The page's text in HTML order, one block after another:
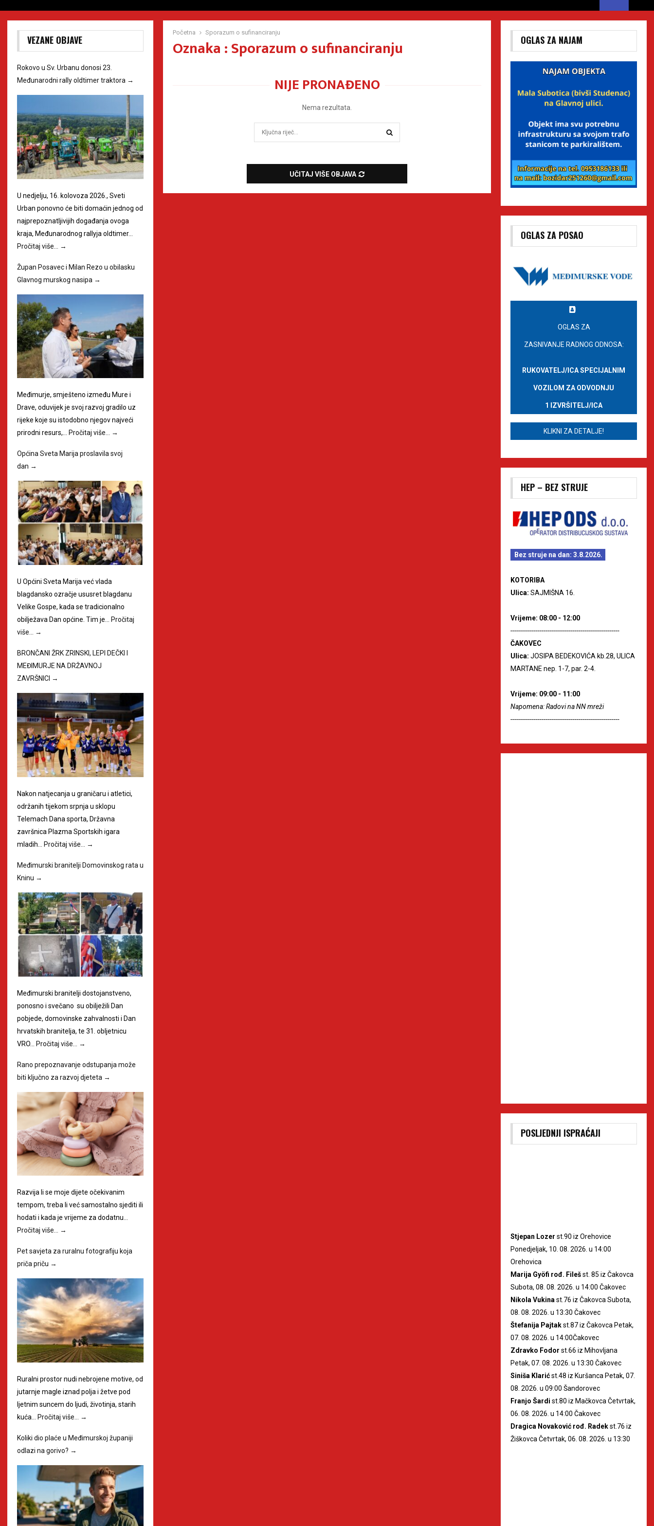
Početna Sporazum o sufinanciranju
Oznaka : Sporazum o sufinanciranju
NIJE PRONAĐENO
Nema rezultata.
UČITAJ VIŠE OBJAVA
VEZANE OBJAVE
Rokovo u Sv. Urbanu donosi 23.
Međunarodni rally oldtimer traktora →
U nedjelju, 16. kolovoza 2026., Sveti
Urban ponovno će biti domaćin jednog od
najprepoznatljivijih događanja ovoga
kraja, Međunarodnog rallyja oldtimer…
Pročitaj više…
→
Župan Posavec i Milan Rezo u obilasku
Glavnog murskog nasipa →
Međimurje, smješteno između Mure i
Drave, oduvijek je svoj razvoj gradilo uz
rijeke koje su istodobno njegov najveći
prirodni resurs,… Pročitaj više… →
Općina Sveta Marija proslavila svoj
dan →
U Općini Sveta Marija već vlada
blagdansko ozračje ususret blagdanu
Velike Gospe, kada se tradicionalno
obilježava Dan općine. Tim je…
Pročitaj
više…
→
BRONČANI ŽRK ZRINSKI, LEPI DEČKI I
MEĐIMURJE NA DRŽAVNOJ
ZAVRŠNICI →
Nakon natjecanja u graničaru i atletici,
održanih tijekom srpnja u sklopu
Telemach Dana sporta, Državna
završnica Plazma Sportskih igara
mladih…
Pročitaj više… →
Međimurski branitelji Domovinskog rata u
Kninu →
Međimurski branitelji dostojanstveno,
ponosno i svečano su obilježili Dan
pobjede, domovinske zahvalnosti i Dan
hrvatskih branitelja, te 31. obljetnicu
VRO… Pročitaj više… →
Rano prepoznavanje odstupanja može
biti ključno za razvoj djeteta →
Razvija li se moje dijete očekivanim
tempom, treba li već samostalno sjediti ili
hodati i kada je vrijeme za dodatnu…
Pročitaj više… →
Pet savjeta za ruralnu fotografiju koja
priča priču →
Ruralni prostor nudi nebrojene motive, od
jutarnje magle iznad polja i žetve pod
ljetnim suncem do ljudi, životinja, starih
kuća…
Pročitaj više… →
Koliki dio plaće u Međimurskoj županiji
odlazi na gorivo? →
OGLAS ZA NAJAM
OGLAS ZA POSAO
OGLAS ZA
ZASNIVANJE RADNOG ODNOSA:
RUKOVATELJ/ICA SPECIJALNIM
VOZILOM ZA ODVODNJU
1 IZVRŠITELJ/ICA
KLIKNI ZA DETALJE!
HEP – BEZ STRUJE
Bez struje na dan: 3.8.2026.
KOTORIBA
Ulica: SAJMIŠNA 16.
Vrijeme: 08:00 - 12:00
--------------------------------------------------------
ČAKOVEC
Ulica: JOSIPA BEDEKOVIĆA kb.28, ULICA
MARTANE nep. 1-7, par. 2-4.
Vrijeme: 09:00 - 11:00
Napomena: Radovi na NN mreži
--------------------------------------------------------
POSLJEDNJI ISPRAĆAJI
Stjepan Lozer st.90 iz Orehovice
Ponedjeljak, 10. 08. 2026. u 14:00
Orehovica
Marija Gyöfi rođ. Filešst. 85 iz Čakovca
Subota, 08. 08. 2026. u 14:00 Čakovec
Nikola Vukina st.76 iz Čakovca Subota,
08. 08. 2026. u 13:30 Čakovec
Štefanija Pajtakst.87 iz Čakovca Petak,
07. 08. 2026. u 14:00Čakovec
Zdravko Fodor st.66 iz Mihovljana
Petak, 07. 08. 2026. u 13:30 Čakovec
Siniša Klarićst.48 iz Kuršanca Petak, 07.
08. 2026. u 09:00 Šandorovec
Franjo Šardi st.80 iz Mačkovca Četvrtak,
06. 08. 2026. u 14:00 Čakovec
Dragica Novaković rođ. Radekst.76 iz
Žiškovca Četvrtak, 06. 08. 2026. u 13:30